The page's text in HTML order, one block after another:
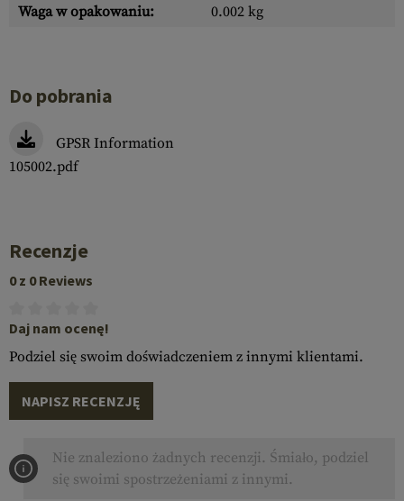
Waga w opakowaniu:
0.002 kg
Do pobrania
GPSR Information
105002.pdf
Recenzje
0 z 0 Reviews
Daj nam ocenę!
Podziel się swoim doświadczeniem z innymi klientami.
NAPISZ RECENZJĘ
Nie znaleziono żadnych recenzji. Śmiało, podziel
się swoimi spostrzeżeniami z innymi.